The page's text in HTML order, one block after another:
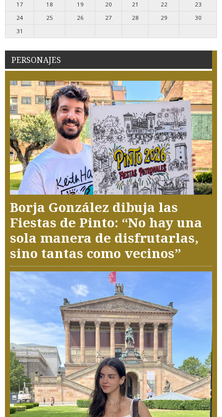
17
18 19 20 21 22
23
24
25 26 27 28 29
30
31
PERSONAJES
Borja González dibuja las
Fiestas de Pinto: “No hay una
sola manera de disfrutarlas,
sino tantas como vecinos”